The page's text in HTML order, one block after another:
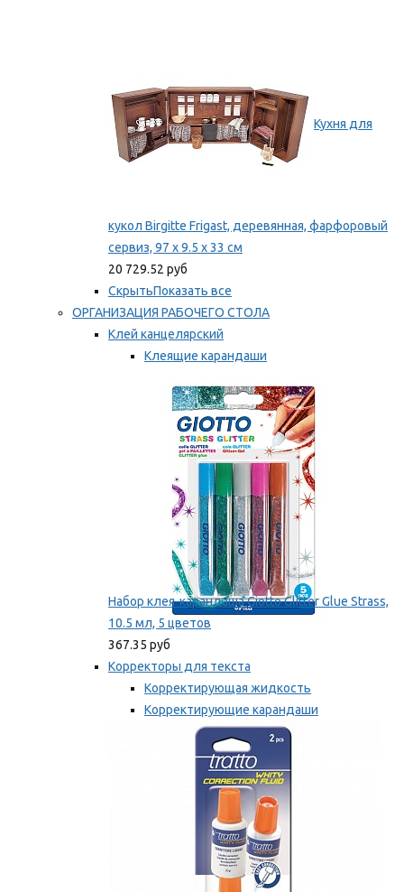
Кухня для
кукол Birgitte Frigast, деревянная, фарфоровый
сервиз, 97 x 9.5 x 33 см
20 729.52 руб
СкрытьПоказать все
ОРГАНИЗАЦИЯ РАБОЧЕГО СТОЛА
Клей канцелярский
Клеящие карандаши
Мы рекомендуем
Набор клея-карандаша Giotto Glitter Glue Strass,
10.5 мл, 5 цветов
367.35 руб
Корректоры для текста
Корректирующая жидкость
Корректирующие карандаши
Корректирующие ленты
Мы рекомендуем